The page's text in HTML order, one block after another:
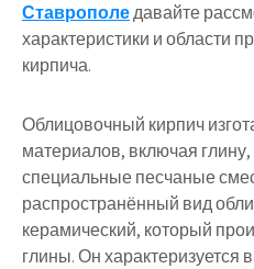
Ставрополедавайте
характеристики и области
кирпича.
Облицовочный кирпич
материалов, включая
специальные песчаные
распространённый вид
керамический, который
глины. Он характеризуется